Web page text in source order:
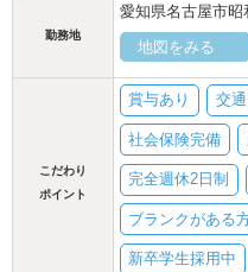
勤務地
愛知県名古屋市
地図をみる
こだわり
ポイント
賞与あり 交
社会保険完備
完全週休2日制
ブランクがある
新卒学生採用中